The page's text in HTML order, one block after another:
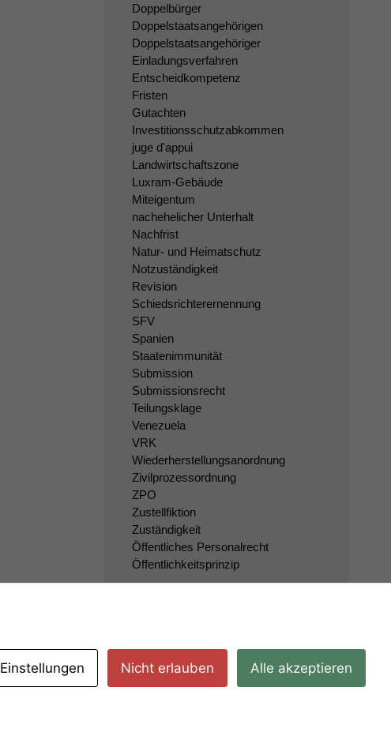
Doppelbürger
Doppelstaatsangehörigen
Doppelstaatsangehöriger
Einladungsverfahren
Entscheidkompetenz
Fristen
Gutachten
Investitionsschutzabkommen
juge d'appui
Landwirtschaftszone
Luxram-Gebäude
Miteigentum
nachehelicher Unterhalt
Nachfrist
Natur- und Heimatschutz
Notzuständigkeit
Revision
Schiedsrichterernennung
SFV
Spanien
Staatenimmunität
Submission
Submissionsrecht
Teilungsklage
Venezuela
VRK
Wiederherstellungsanordnung
Zivilprozessordnung
ZPO
Zustellfiktion
Zuständigkeit
Öffentliches Personalrecht
Öffentlichkeitsprinzip
Einstellungen Nicht erlauben Alle akzeptieren